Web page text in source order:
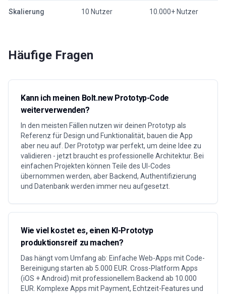
Skalierung 10 Nutzer 10.000+ Nutzer
Häufige Fragen
Kann ich meinen Bolt.new Prototyp-Code
weiterverwenden?
In den meisten Fällen nutzen wir deinen Prototyp als
Referenz für Design und Funktionalität, bauen die App
aber neu auf. Der Prototyp war perfekt, um deine Idee zu
validieren - jetzt braucht es professionelle Architektur. Bei
einfachen Projekten können Teile des UI-Codes
übernommen werden, aber Backend, Authentifizierung
und Datenbank werden immer neu aufgesetzt.
Wie viel kostet es, einen KI-Prototyp
produktionsreif zu machen?
Das hängt vom Umfang ab: Einfache Web-Apps mit Code-
Bereinigung starten ab 5.000 EUR. Cross-Platform Apps
(iOS + Android) mit professionellem Backend ab 10.000
EUR. Komplexe Apps mit Payment, Echtzeit-Features und